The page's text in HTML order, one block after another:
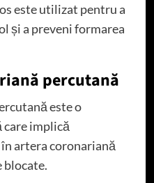
este utilizat pentru a
și a preveni formarea
percutană
este o
implică
artera coronariană
blocate.